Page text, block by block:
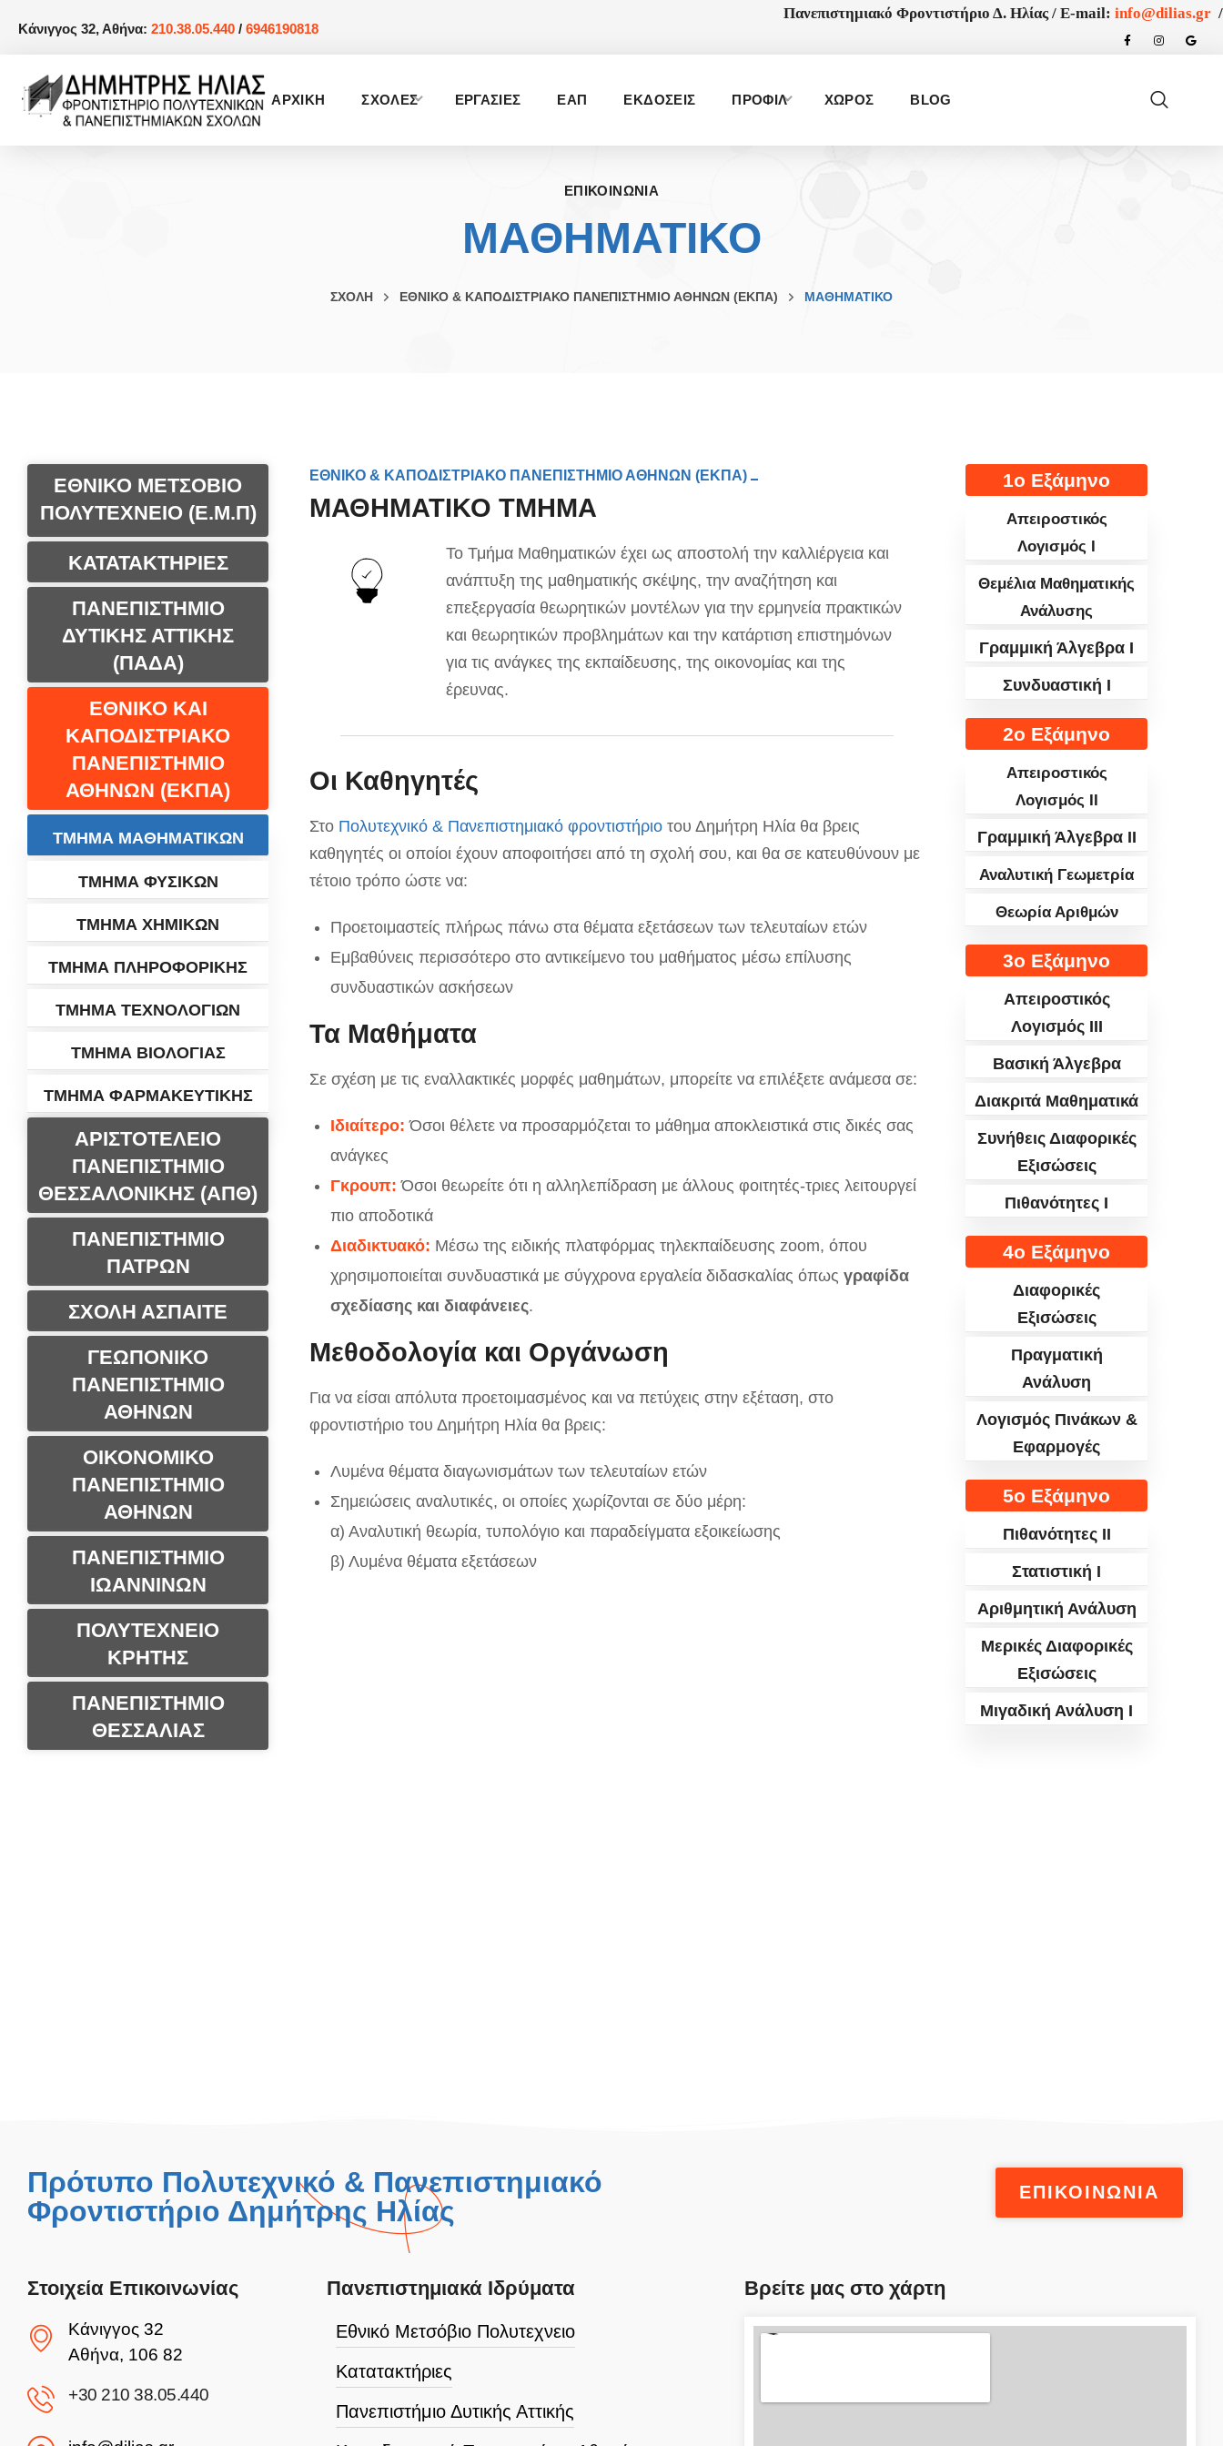
Κάνιγγος 32, Αθήνα: 210.38.05.440 / 6946190818
Πανεπιστημιακό Φροντιστήριο Δ. Ηλίας / E-mail: info@dilias.gr/
AΡΧΙΚΗ ΣΧΟΛΕΣ ΕΡΓΑΣΙΕΣ ΕΑΠ ΕΚΔΟΣΕΙΣ ΠΡΟΦΙΛ ΧΩΡΟΣ BLOG
ΕΠΙΚΟΙΝΩΝΙΑ
ΜΑΘΗΜΑΤΙΚΟ
ΣΧΟΛΗ ΕΘΝΙΚΟ & ΚΑΠΟΔΙΣΤΡΙΑΚΟ ΠΑΝΕΠΙΣΤΗΜΙΟ ΑΘΗΝΩΝ (ΕΚΠΑ) ΜΑΘΗΜΑΤΙΚΟ
ΕΘΝΙΚΟ ΜΕΤΣΟΒΙΟ
ΠΟΛΥΤΕΧΝΕΙΟ (Ε.Μ.Π)
ΚΑΤΑΤΑΚΤΗΡΙΕΣ
ΠΑΝΕΠΙΣΤΗΜΙΟ
ΔΥΤΙΚΗΣ ΑΤΤΙΚΗΣ
(ΠΑΔΑ)
ΕΘΝΙΚΟ ΚΑΙ
ΚΑΠΟΔΙΣΤΡΙΑΚΟ
ΠΑΝΕΠΙΣΤΗΜΙΟ
ΑΘΗΝΩΝ (ΕΚΠΑ)
ΤΜΗΜΑ ΜΑΘΗΜΑΤΙΚΩΝ
ΤΜΗΜΑ ΦΥΣΙΚΩΝ
ΤΜΗΜΑ ΧΗΜΙΚΩΝ
ΤΜΗΜΑ ΠΛΗΡΟΦΟΡΙΚΗΣ
ΤΜΗΜΑ ΤΕΧΝΟΛΟΓΙΩΝ
ΤΜΗΜΑ ΒΙΟΛΟΓΙΑΣ
ΤΜΗΜΑ ΦΑΡΜΑΚΕΥΤΙΚΗΣ
ΑΡΙΣΤΟΤΕΛΕΙΟ
ΠΑΝΕΠΙΣΤΗΜΙΟ
ΘΕΣΣΑΛΟΝΙΚΗΣ (ΑΠΘ)
ΠΑΝΕΠΙΣΤΗΜΙΟ
ΠΑΤΡΩΝ
ΣΧΟΛΗ ΑΣΠΑΙΤΕ
ΓΕΩΠΟΝΙΚΟ
ΠΑΝΕΠΙΣΤΗΜΙΟ
ΑΘΗΝΩΝ
ΟΙΚΟΝΟΜΙΚΟ
ΠΑΝΕΠΙΣΤΗΜΙΟ
ΑΘΗΝΩΝ
ΠΑΝΕΠΙΣΤΗΜΙΟ
ΙΩΑΝΝΙΝΩΝ
ΠΟΛΥΤΕΧΝΕΙΟ
ΚΡΗΤΗΣ
ΠΑΝΕΠΙΣΤΗΜΙΟ
ΘΕΣΣΑΛΙΑΣ
ΕΘΝΙΚΟ & ΚΑΠΟΔΙΣΤΡΙΑΚΟ ΠΑΝΕΠΙΣΤΗΜΙΟ ΑΘΗΝΩΝ (ΕΚΠΑ)
ΜΑΘΗΜΑΤΙΚΟ ΤΜΗΜΑ
Το Τμήμα Μαθηματικών έχει ως αποστολή την καλλιέργεια και
ανάπτυξη της μαθηματικής σκέψης, την αναζήτηση και
επεξεργασία θεωρητικών μοντέλων για την ερμηνεία πρακτικών
και θεωρητικών προβλημάτων και την κατάρτιση επιστημόνων
για τις ανάγκες της εκπαίδευσης, της οικονομίας και της
έρευνας.
Οι Καθηγητές
Στο Πολυτεχνικό & Πανεπιστημιακό φροντιστήριο του Δημήτρη Ηλία θα βρεις
καθηγητές οι οποίοι έχουν αποφοιτήσει από τη σχολή σου, και θα σε κατευθύνουν με
τέτοιο τρόπο ώστε να:
Προετοιμαστείς πλήρως πάνω στα θέματα εξετάσεων των τελευταίων ετών
Εμβαθύνεις περισσότερο στο αντικείμενο του μαθήματος μέσω επίλυσης
συνδυαστικών ασκήσεων
Τα Μαθήματα
Σε σχέση με τις εναλλακτικές μορφές μαθημάτων, μπορείτε να επιλέξετε ανάμεσα σε:
Ιδιαίτερο: Όσοι θέλετε να προσαρμόζεται το μάθημα αποκλειστικά στις δικές σας
ανάγκες
Γκρουπ: Όσοι θεωρείτε ότι η αλληλεπίδραση με άλλους φοιτητές-τριες λειτουργεί
πιο αποδοτικά
Διαδικτυακό: Μέσω της ειδικής πλατφόρμας τηλεκπαίδευσης zoom, όπου
χρησιμοποιείται συνδυαστικά με σύγχρονα εργαλεία διδασκαλίας όπωςγραφίδα
σχεδίασης και διαφάνειες.
Μεθοδολογία και Οργάνωση
Για να είσαι απόλυτα προετοιμασμένος και να πετύχεις στην εξέταση, στο
φροντιστήριο του Δημήτρη Ηλία θα βρεις:
Λυμένα θέματα διαγωνισμάτων των τελευταίων ετών
Σημειώσεις αναλυτικές, οι οποίες χωρίζονται σε δύο μέρη:
α) Αναλυτική θεωρία, τυπολόγιο και παραδείγματα εξοικείωσης
β) Λυμένα θέματα εξετάσεων
1ο Εξάμηνο
Απειροστικός
Λογισμός I
Θεμέλια Μαθηματικής
Ανάλυσης
Γραμμική Άλγεβρα I
Συνδυαστική I
2ο Εξάμηνο
Απειροστικός
Λογισμός II
Γραμμική Άλγεβρα II
Αναλυτική Γεωμετρία
Θεωρία Αριθμών
3ο Εξάμηνο
Απειροστικός
Λογισμός III
Βασική Άλγεβρα
Διακριτά Μαθηματικά
Συνήθεις Διαφορικές
Εξισώσεις
Πιθανότητες I
4ο Εξάμηνο
Διαφορικές
Εξισώσεις
Πραγματική
Ανάλυση
Λογισμός Πινάκων &
Εφαρμογές
5ο Εξάμηνο
Πιθανότητες II
Στατιστική I
Αριθμητική Ανάλυση
Μερικές Διαφορικές
Εξισώσεις
Μιγαδική Ανάλυση I
Πρότυπο Πολυτεχνικό & Πανεπιστημιακό
Φροντιστήριο Δημήτρης Ηλίας
ΕΠΙΚΟΙΝΩΝΙΑ
Στοιχεία Επικοινωνίας
Κάνιγγος 32
Αθήνα, 106 82
+30 210 38.05.440
Πανεπιστημιακά Ιδρύματα
Εθνικό Μετσόβιο Πολυτεχνειο
Κατατακτήριες
Πανεπιστήμιο Δυτικής Αττικής
Βρείτε μας στο χάρτη